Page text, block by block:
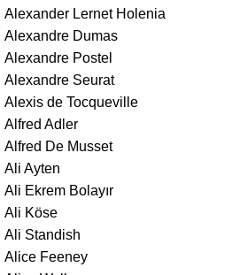
Alexander Lernet Holenia
Alexandre Dumas
Alexandre Postel
Alexandre Seurat
Alexis de Tocqueville
Alfred Adler
Alfred De Musset
Ali Ayten
Ali Ekrem Bolayır
Ali Köse
Ali Standish
Alice Feeney